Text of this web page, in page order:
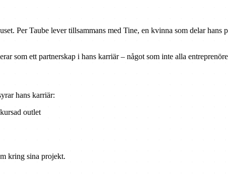
Per Taube lever tillsammans med Tine, en kvinna som delar hans
som ett partnerskap i hans karriär – något som inte alla
hans karriär:
outlet
kring sina projekt.